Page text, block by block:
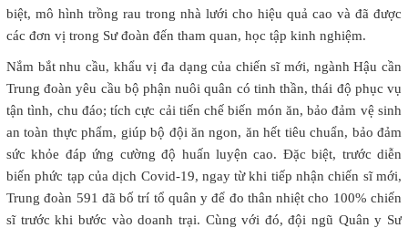
biệt, mô hình trồng rau trong nhà lưới cho hiệu quả cao và đã được
các đơn vị trong Sư đoàn đến tham quan, học tập kinh nghiệm.
Nắm bắt nhu cầu, khẩu vị đa dạng của chiến sĩ mới, ngành Hậu cần
Trung đoàn yêu cầu bộ phận nuôi quân có tinh thần, thái độ phục vụ
tận tình, chu đáo; tích cực cải tiến chế biến món ăn, bảo đảm vệ sinh
an toàn thực phẩm, giúp bộ đội ăn ngon, ăn hết tiêu chuẩn, bảo đảm
sức khỏe đáp ứng cường độ huấn luyện cao. Đặc biệt, trước diễn
biến phức tạp của dịch Covid-19, ngay từ khi tiếp nhận chiến sĩ mới,
Trung đoàn 591 đã bố trí tổ quân y để đo thân nhiệt cho 100% chiến
sĩ trước khi bước vào doanh trại. Cùng với đó, đội ngũ Quân y Sư